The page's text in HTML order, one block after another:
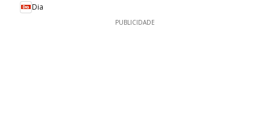
Dia
PUBLICIDADE